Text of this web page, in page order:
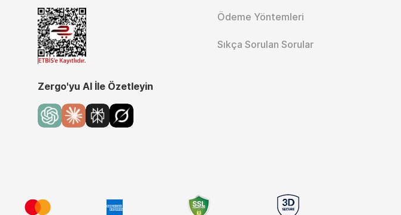
Ödeme Yöntemleri
Sıkça Sorulan Sorular
Zergo'yu AI İle Özetleyin